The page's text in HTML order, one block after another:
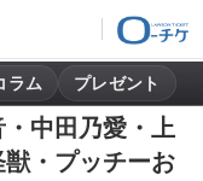
ラム プレゼント
・中田乃愛・上
・プッチーお